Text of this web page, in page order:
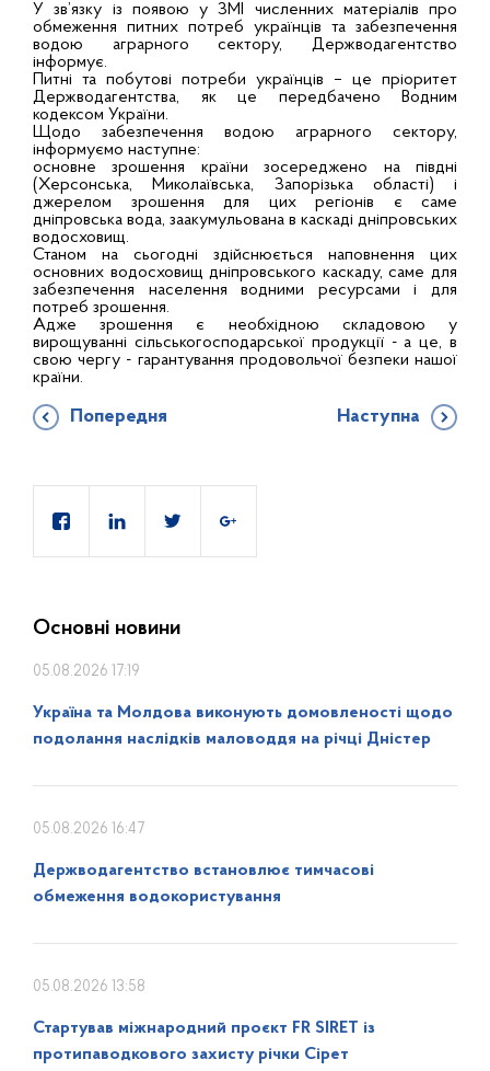
У зв’язку із появою у ЗМІ численних матеріалів про
обмеження питних потреб українців та забезпечення
водою аграрного сектору, Держводагентство
інформує.
Питні та побутові потреби українців – це пріоритет
Держводагентства, як це передбачено Водним
кодексом України.
Щодо забезпечення водою аграрного сектору,
інформуємо наступне:
основне зрошення країни зосереджено на півдні
(Херсонська, Миколаївська, Запорізька області) і
джерелом зрошення для цих регіонів є саме
дніпровська вода, заакумульована в каскаді дніпровських
водосховищ.
Станом на сьогодні здійснюється наповнення цих
основних водосховищ дніпровського каскаду, саме для
забезпечення населення водними ресурсами і для
потреб зрошення.
Адже зрошення є необхідною складовою у
вирощуванні сільськогосподарської продукції - а це, в
свою чергу - гарантування продовольчої безпеки нашої
країни.
Попередня Наступна
Основні новини
05.08.2026 17:19
Україна та Молдова виконують домовленості щодо
подолання наслідків маловоддя на річці Дністер
05.08.2026 16:47
Держводагентство встановлює тимчасові
обмеження водокористування
05.08.2026 13:58
Стартував міжнародний проєкт FR SIRET із
протипаводкового захисту річки Сірет